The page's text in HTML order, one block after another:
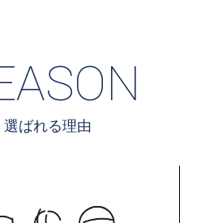
選ばれる理由